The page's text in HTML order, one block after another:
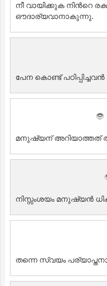
നീ വായിക്കുക നിന്‍റെ
ഔദാര്യവാനാകുന്നു.
പേന കൊണ്ട് പഠിപ്പിച്ചവന്‍
മനുഷ്യന് അറിയാത്തത്
നിസ്സംശയം മനുഷ്യന്‍
തന്നെ സ്വയം